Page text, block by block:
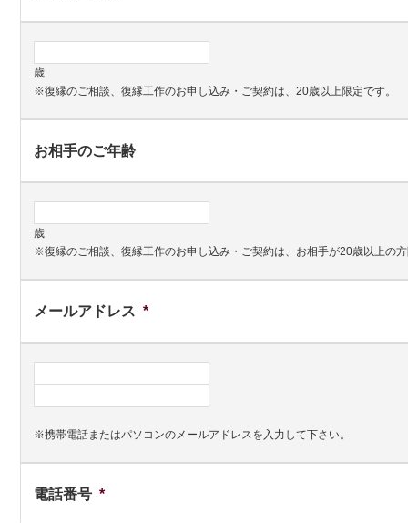
歳
※復縁のご相談、復縁工作のお申し込み・ご契約は、20歳以上限定です。
お相手のご年齢
歳
※復縁のご相談、復縁工作のお申し込み・ご契約は、お相手が20歳以上の
メールアドレス *
※携帯電話またはパソコンのメールアドレスを入力して下さい。
電話番号 *